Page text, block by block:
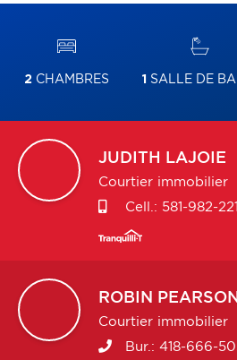
2 CHAMBRES 1 SALLE DE
JUDITH LAJOIE
Courtier immobilier
Cell.: 581-982-
ROBIN PEARSON
Courtier immobilier
Bur.: 418-666-